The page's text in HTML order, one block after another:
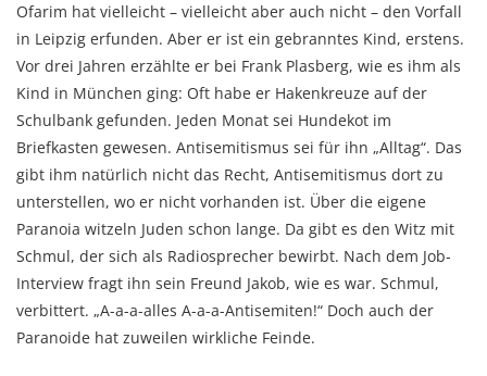
Ofarim hat vielleicht – vielleicht aber auch nicht – den Vorfall
in Leipzig erfunden. Aber er ist ein gebranntes Kind, erstens.
Vor drei Jahren erzählte er bei Frank Plasberg, wie es ihm als
Kind in München ging: Oft habe er Hakenkreuze auf der
Schulbank gefunden. Jeden Monat sei Hundekot im
Briefkasten gewesen. Antisemitismus sei für ihn „Alltag“. Das
gibt ihm natürlich nicht das Recht, Antisemitismus dort zu
unterstellen, wo er nicht vorhanden ist. Über die eigene
Paranoia witzeln Juden schon lange. Da gibt es den Witz mit
Schmul, der sich als Radiosprecher bewirbt. Nach dem Job-
Interview fragt ihn sein Freund Jakob, wie es war. Schmul,
verbittert. „A-a-a-alles A-a-a-Antisemiten!“ Doch auch der
Paranoide hat zuweilen wirkliche Feinde.